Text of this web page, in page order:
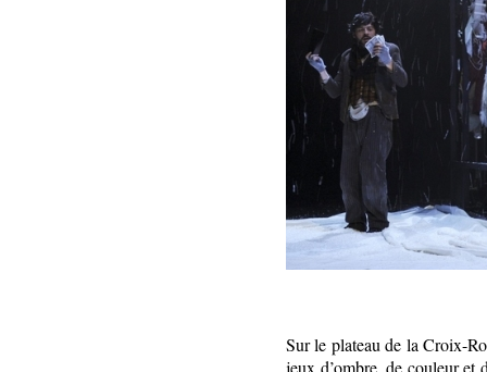
Sur le plateau de la Croix-
jeux d’ombre, de couleur et